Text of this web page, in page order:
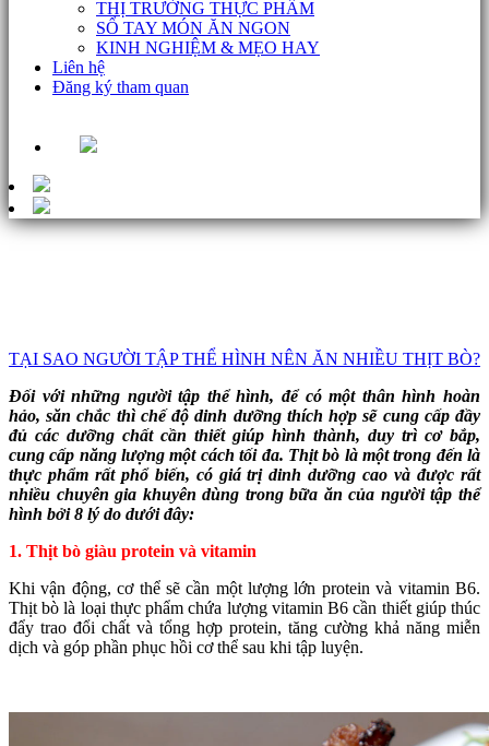
THỊ TRƯỜNG THỰC PHẨM
SỔ TAY MÓN ĂN NGON
KINH NGHIỆM & MẸO HAY
Liên hệ
Đăng ký tham quan
TẠI SAO NGƯỜI TẬP THỂ HÌNH NÊN ĂN NHIỀU THỊT BÒ?
Đối với những người tập thể hình, để có một thân hình hoàn
hảo, săn chắc thì chế độ dinh dưỡng thích hợp sẽ cung cấp đầy
đủ các dưỡng chất cần thiết giúp hình thành, duy trì cơ bắp,
cung cấp năng lượng một cách tối đa. Thịt bò là một trong đến là
thực phẩm rất phổ biến, có giá trị dinh dưỡng cao và được rất
nhiều chuyên gia khuyên dùng trong bữa ăn của người tập thể
hình bởi 8 lý do dưới đây:
1. Thịt bò giàu protein và vitamin
Khi vận động, cơ thể sẽ cần một lượng lớn protein và vitamin B6.
Thịt bò là loại thực phẩm chứa lượng vitamin B6 cần thiết giúp thúc
đẩy trao đổi chất và tổng hợp protein, tăng cường khả năng miễn
dịch và góp phần phục hồi cơ thể sau khi tập luyện.